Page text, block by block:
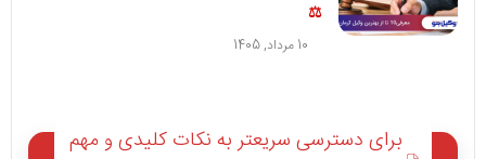
⚖️
10 مرداد, 1405
برای دسترسی سریعتر به نکات کلیدی و مهم